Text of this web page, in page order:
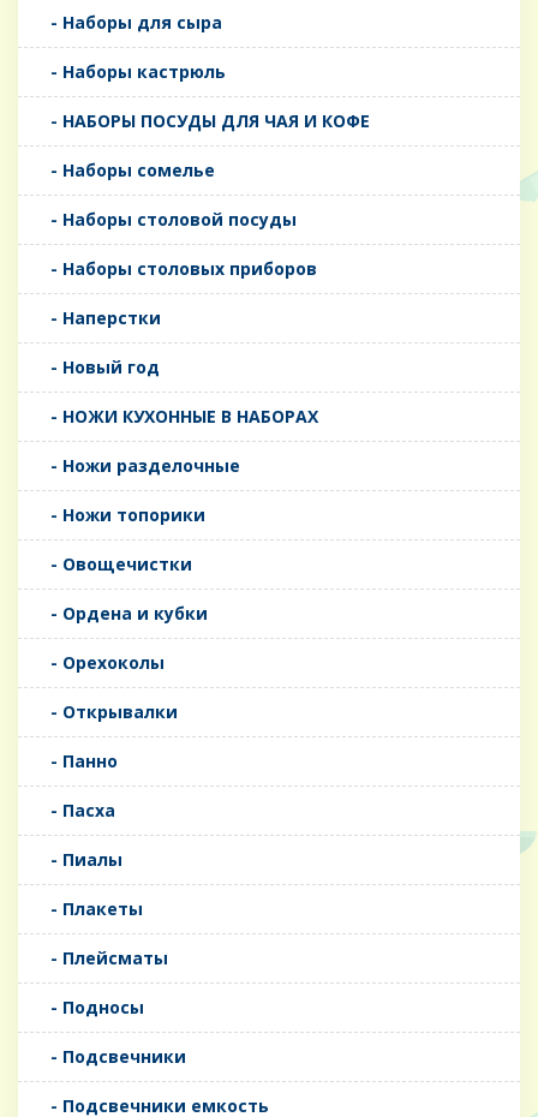
- Наборы для сыра
- Наборы кастрюль
- НАБОРЫ ПОСУДЫ ДЛЯ ЧАЯ И КОФЕ
- Наборы сомелье
- Наборы столовой посуды
- Наборы столовых приборов
- Наперстки
- Новый год
- НОЖИ КУХОННЫЕ В НАБОРАХ
- Ножи разделочные
- Ножи топорики
- Овощечистки
- Ордена и кубки
- Орехоколы
- Открывалки
- Панно
- Пасха
- Пиалы
- Плакеты
- Плейсматы
- Подносы
- Подсвечники
- Подсвечники емкость